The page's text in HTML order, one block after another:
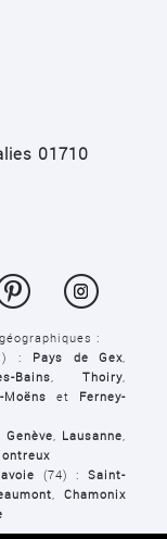
01710
:
: Pays de Gex
Bains ,Thoiry
Moëns et Ferney-
Genève Lausanne
(74) :Saint-
,Chamonix